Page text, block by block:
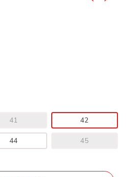
41 42
44 45